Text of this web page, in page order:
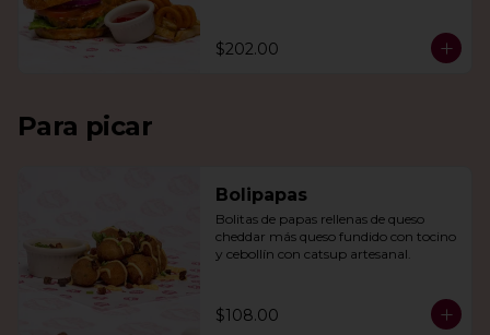
$202.00
Para picar
Bolipapas
Bolitas de papas rellenas de queso
cheddar más queso fundido con tocino
y cebollín con catsup artesanal.
$108.00